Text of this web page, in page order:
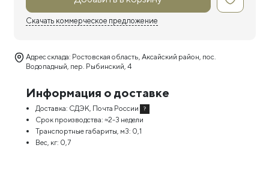
Скачать коммерческое предложение
Адрес склада: Ростовская область, Аксайский район, пос.
Водопадный, пер. Рыбинский, 4
Информация о доставке
Доставка: СДЭК, Почта России ?
Срок производства: ≈2-3 недели
Транспортные габариты, м3: 0,1
Вес, кг: 0,7